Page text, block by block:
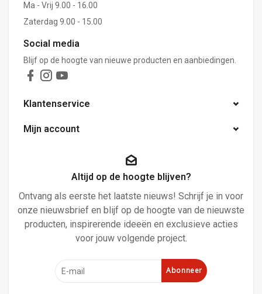
Ma - Vrij 9.00 - 16.00
Zaterdag 9.00 - 15.00
Social media
Blijf op de hoogte van nieuwe producten en aanbiedingen.
Klantenservice
Mijn account
Altijd op de hoogte blijven?
Ontvang als eerste het laatste nieuws! Schrijf je in voor
onze nieuwsbrief en blijf op de hoogte van de nieuwste
producten, inspirerende ideeën en exclusieve acties
voor jouw volgende project.
Abonneer